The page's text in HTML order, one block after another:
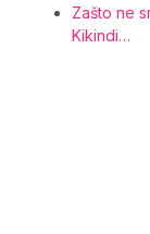
Zašto ne
Kikindi…